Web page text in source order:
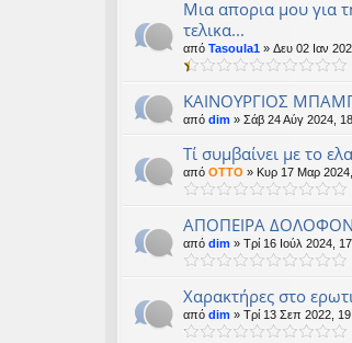
Μια απορια μου για
τελικα...
από Tasoula1 » Δευ 02 Ιαν
ΚΑΙΝΟΥΡΓΙΟΣ
από dim » Σάβ 24 Αύγ 2024,
Τί συμβαίνει με το
από OTTO » Κυρ 17 Μαρ
ΑΠΟΠΕΙΡΑ
από dim » Τρί 16 Ιούλ 2024,
Χαρακτήρες στο
από dim » Τρί 13 Σεπ 2022,